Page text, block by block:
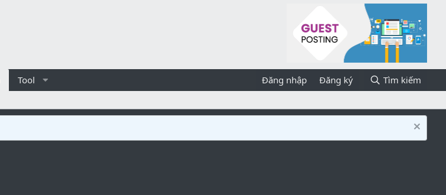
Tool Đăng nhập Đăng ký Tìm kiếm